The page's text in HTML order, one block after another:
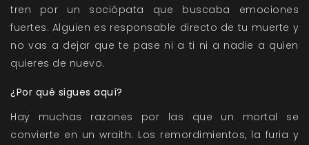
tren por un sociópata que buscaba emociones
fuertes. Alguien es responsable directo de tu muerte y
no vas a dejar que te pase ni a ti ni a nadie a quien
quieres de nuevo.
¿Por qué sigues aquí?
Hay muchas razones por las que un mortal se
convierte en un wraith. Los remordimientos, la furia y